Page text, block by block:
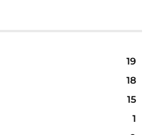
19
18
15
1